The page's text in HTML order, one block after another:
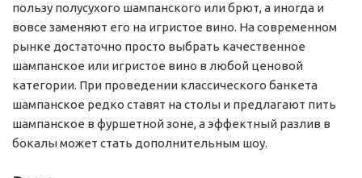
пользу полусухого шампанского или брют, а иногда и
вовсе заменяют его на игристое вино. На современном
рынке достаточно просто выбрать качественное
шампанское или игристое вино в любой ценовой
категории. При проведении классического банкета
шампанское редко ставят на столы и предлагают пить
шампанское в фуршетной зоне, а эффектный разлив в
бокалы может стать дополнительным шоу.